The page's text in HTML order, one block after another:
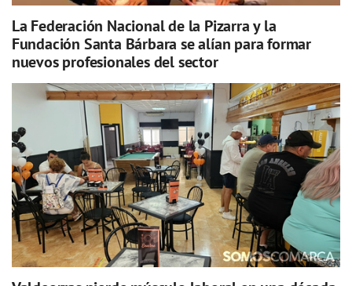
La Federación Nacional de la Pizarra y la
Fundación Santa Bárbara se alían para formar
nuevos profesionales del sector